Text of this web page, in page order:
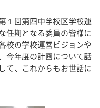
１回第四中学校区学校運
任期となる委員の皆様に
校の学校運営ビジョンや
今年度の計画について話
て、これからもお世話に